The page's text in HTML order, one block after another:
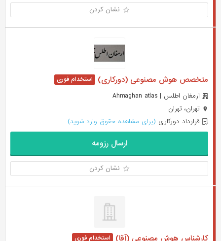
نشان کردن
متخصص هوش مصنوعی (دورکاری)
ارمغان اطلس | Ahmaghan atlas
تهران، تهران
قرارداد دورکاری (برای مشاهده حقوق وارد شوید)
ارسال رزومه
نشان کردن